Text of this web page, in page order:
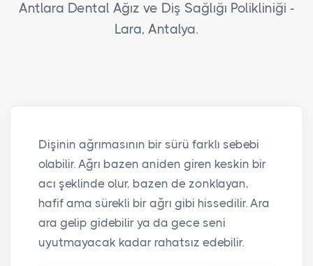
Antlara Dental Ağız ve Diş Sağlığı Polikliniği -
Lara, Antalya.
Dişinin ağrımasının bir sürü farklı sebebi
olabilir. Ağrı bazen aniden giren keskin bir
acı şeklinde olur, bazen de zonklayan,
hafif ama sürekli bir ağrı gibi hissedilir. Ara
ara gelip gidebilir ya da gece seni
uyutmayacak kadar rahatsız edebilir.